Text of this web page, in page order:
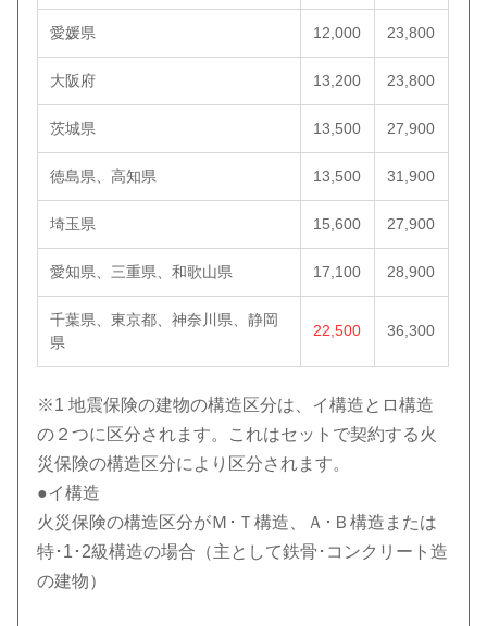
愛媛県 12,000 23,800
大阪府 13,200 23,800
茨城県 13,500 27,900
徳島県、高知県 13,500 31,900
埼玉県 15,600 27,900
愛知県、三重県、和歌山県 17,100 28,900
千葉県、東京都、神奈川県、静岡
県
22,500 36,300
※1 地震保険の建物の構造区分は、イ構造とロ構造
の２つに区分されます。これはセットで契約する火
災保険の構造区分により区分されます。
●イ構造
火災保険の構造区分がＭ･Ｔ構造、Ａ･Ｂ構造または
特･1･2級構造の場合（主として鉄骨･コンクリート造
の建物）